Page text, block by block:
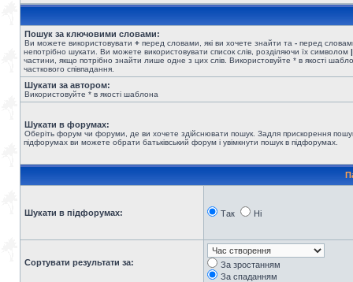
Пошук за ключовими словами:
Ви можете використовувати + перед словами, які ви хочете знайти та - перед
непотрібно шукати. Ви можете використовувати список слів, розділяючи їх символом |
частини, якщо потрібно знайти лише одне з цих слів. Використовуйте * в якості
часткового співпадання.
Шукати за автором:
Використовуйте * в якості шаблона
Шукати в форумах:
Оберіть форум чи форуми, де ви хочете здійснювати пошук. Задля прискорення
підфорумах ви можете обрати батьківський форум і увімкнути пошук в підфорумах.
Шукати в підфорумах: Так Ні
Сортувати результати за:
За зростанням
За спаданням